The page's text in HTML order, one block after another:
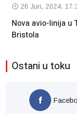
26 Jun, 2024.
Nova avio-linija u
Bristola
Ostani u toku